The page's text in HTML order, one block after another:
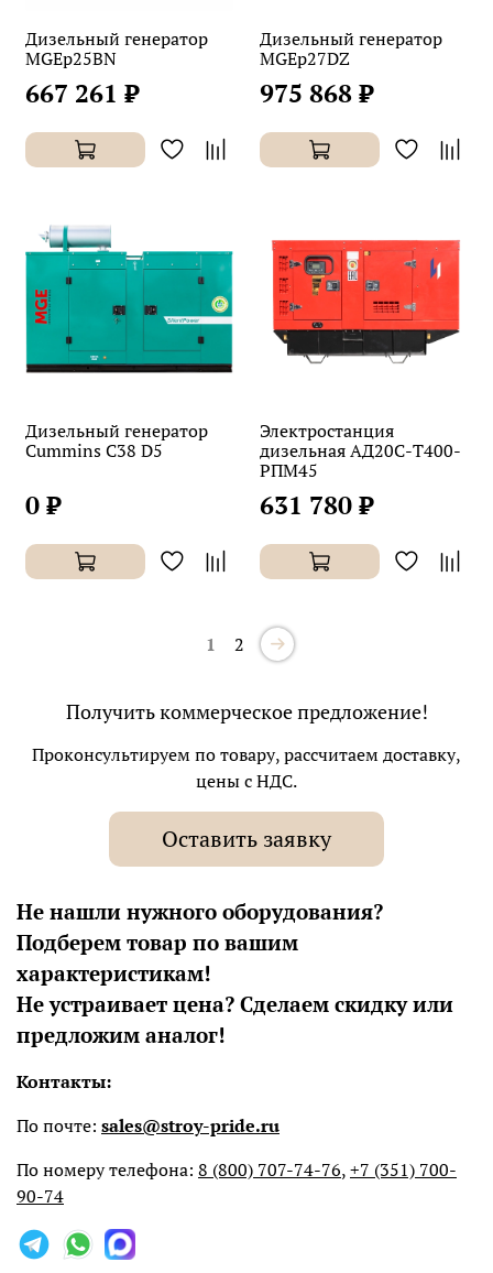
Дизельный генератор
MGEp25BN
667 261 ₽
Дизельный генератор
MGEp27DZ
975 868 ₽
Дизельный генератор
Cummins C38 D5
0 ₽
Электростанция
дизельная АД20С-Т400-
РПМ45
631 780 ₽
1 2
Получить коммерческое предложение!
Проконсультируем по товару, рассчитаем доставку,
цены с НДС.
Оставить заявку
Не нашли нужного оборудования?
Подберем товар по вашим
характеристикам!
Не устраивает цена? Сделаем скидку или
предложим аналог!
Контакты:
По почте: sales@stroy-pride.ru
По номеру телефона: 8 (800) 707-74-76,+7 (351) 700-
90-74